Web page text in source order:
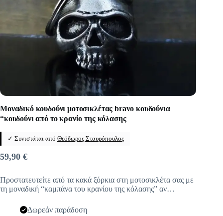
Μοναδικό κουδούνι μοτοσικλέτας bravo κουδούνια
“κουδούνι από το κρανίο της κόλασης
✓ Συνιστάται από Θεόδωρος Σταυρόπουλος
59,90 €
Προστατευτείτε από τα κακά ξόρκια στη μοτοσικλέτα σας με
τη μοναδική “καμπάνα του κρανίου της κόλασης” αν…
Δωρεάν παράδοση